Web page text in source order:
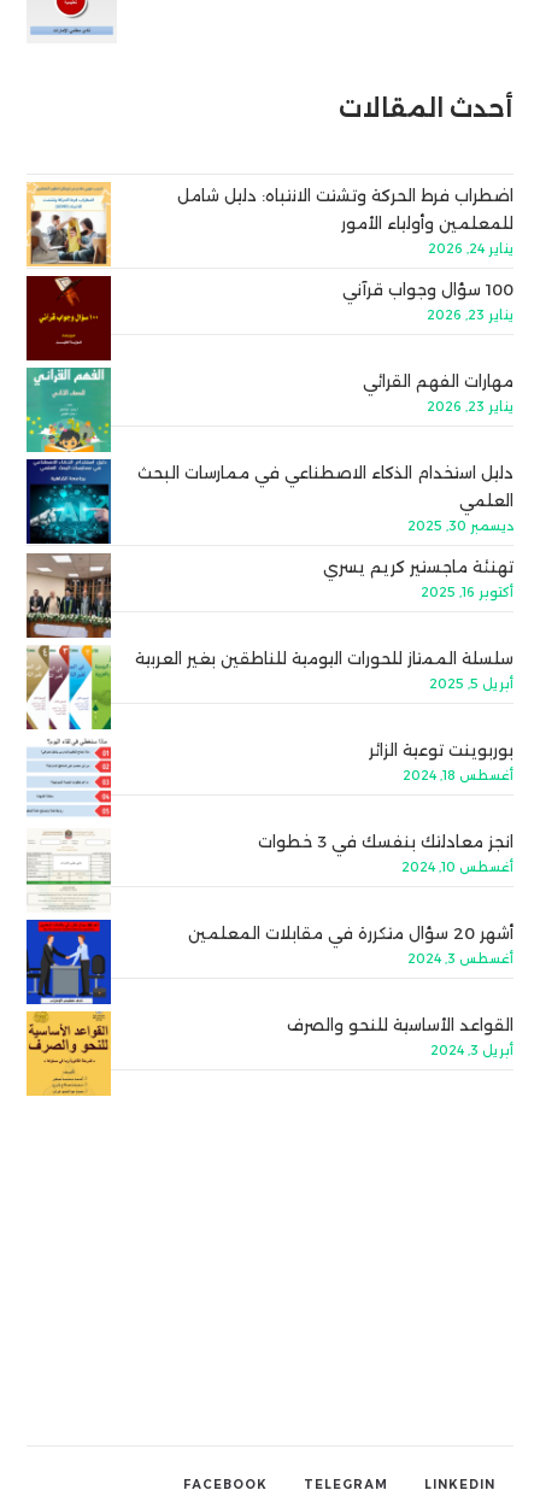
أحدث المقالات
اضطراب فرط الحركة وتشتت الانتباه: دليل شامل
للمعلمين وأولياء الأمور
يناير 24, 2026
100 سؤال وجواب قرآني
يناير 23, 2026
مهارات الفهم القرائي
يناير 23, 2026
دليل استخدام الذكاء الاصطناعي في ممارسات البحث
العلمي
ديسمبر 30, 2025
تهنئة ماجستير كريم يسري
أكتوبر 16, 2025
سلسلة الممتاز للحورات اليومية للناطقين بغير العربية
أبريل 5, 2025
بوربوينت توعية الزائر
أغسطس 18, 2024
انجز معادلتك بنفسك في 3 خطوات
أغسطس 10, 2024
أشهر 20 سؤال متكررة في مقابلات المعلمين
أغسطس 3, 2024
القواعد الأساسية للنحو والصرف
أبريل 3, 2024
LINKEDIN
TELEGRAM
FACEBOOK